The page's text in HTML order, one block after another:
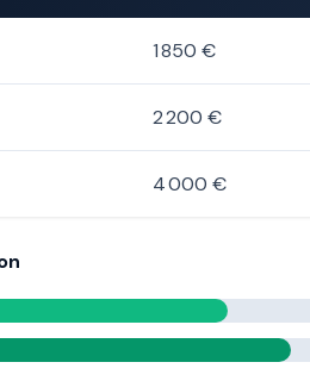
1 850 €
2 200 €
4 000 €